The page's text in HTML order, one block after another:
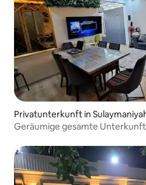
Privatunterkunft in
Geräumige gesamte